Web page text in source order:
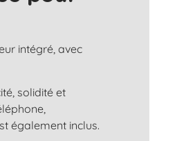
intégré, avec
solidité et
également inclus.